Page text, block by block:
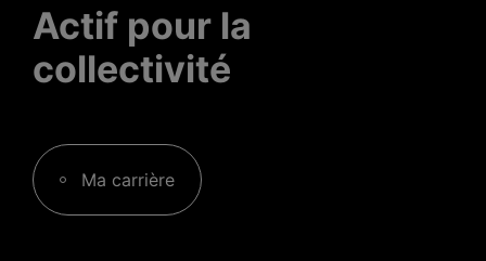
Actif pour la
collectivité
Ma carrière